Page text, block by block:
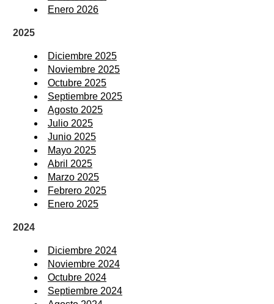
Enero 2026
2025
Diciembre 2025
Noviembre 2025
Octubre 2025
Septiembre 2025
Agosto 2025
Julio 2025
Junio 2025
Mayo 2025
Abril 2025
Marzo 2025
Febrero 2025
Enero 2025
2024
Diciembre 2024
Noviembre 2024
Octubre 2024
Septiembre 2024